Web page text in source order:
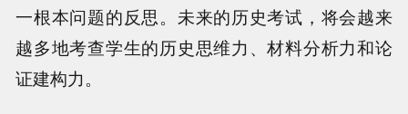
一根本问题的反思。未来的历史考试，将会越来
越多地考查学生的历史思维力、材料分析力和论
证建构力。